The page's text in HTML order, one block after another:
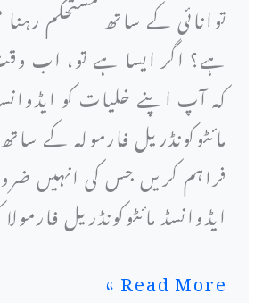
توانائی کے ساتھ مستحکم
ہے؟ اگر ایسا ہے تو، اب
کہ آپ اپنے خلیات کو
مائٹوکونڈریل فارمولہ کے
فراہم کریں جس کی انہیں
ایڈوانسڈ مائٹوکونڈریل فارمولا
مقفل
کریں:
سیلولر
ہیلتھ
کے
لیے
ایک
Read More »